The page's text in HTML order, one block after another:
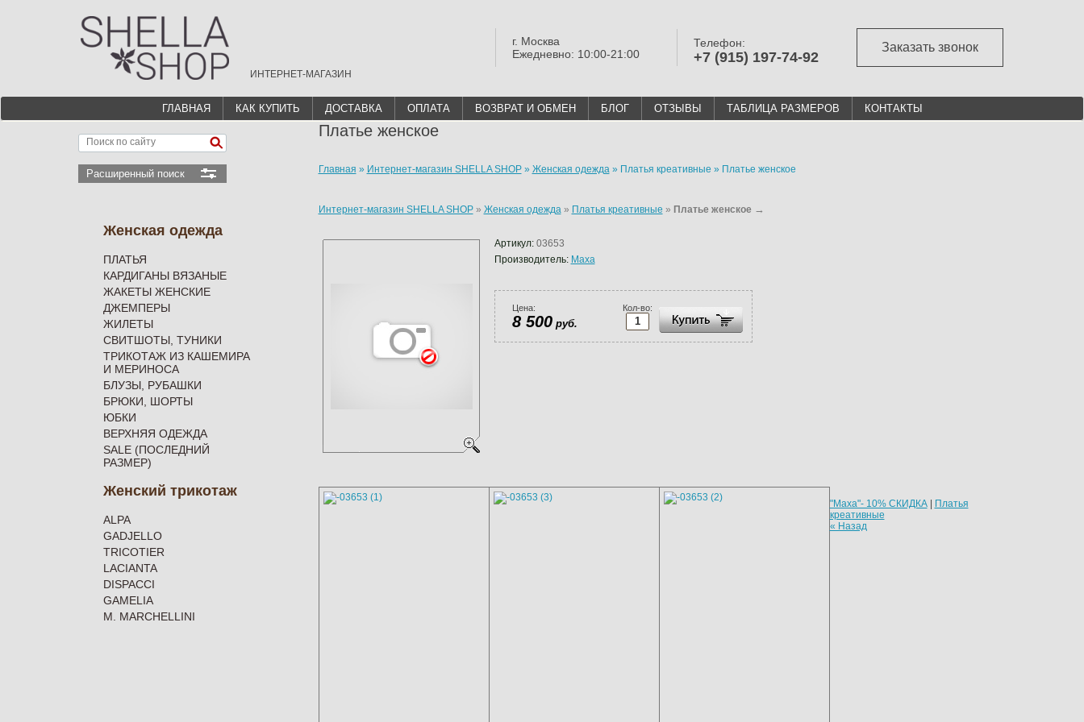
ИНТЕРНЕТ-МАГАЗИН
г. Москва
Ежедневно: 10:00-21:00
Телефон:
+7 (915) 197-74-92
Заказать звонок
ГЛАВНАЯ КАК КУПИТЬ ДОСТАВКА ОПЛАТА ВОЗВРАТ И ОБМЕН БЛОГ ОТЗЫВЫ ТАБЛИЦА РАЗМЕРОВ КОНТАКТЫ
Расширенный поиск
Женская одежда
ПЛАТЬЯ
КАРДИГАНЫ ВЯЗАНЫЕ
ЖАКЕТЫ ЖЕНСКИЕ
ДЖЕМПЕРЫ
ЖИЛЕТЫ
СВИТШОТЫ, ТУНИКИ
ТРИКОТАЖ ИЗ КАШЕМИРА
И МЕРИНОСА
БЛУЗЫ, РУБАШКИ
БРЮКИ, ШОРТЫ
ЮБКИ
ВЕРХНЯЯ ОДЕЖДА
SALE (ПОСЛЕДНИЙ
РАЗМЕР)
Женский трикотаж
ALPA
GADJELLO
TRICOTIER
LACIANTA
DISPACCI
GAMELIA
M. MARCHELLINI
Платье женское
Главная » Интернет-магазин SHELLA SHOP» Женская одежда» Платья креативные » Платье женское
Интернет-магазин SHELLA SHOP» Женская одежда» Платья креативные » Платье женское →
Артикул: 03653
Производитель: Maxa
Кол-во:
Цена:
8 500руб.
"Maxa"- 10% СКИДКА|
Платья
креативные
« Назад